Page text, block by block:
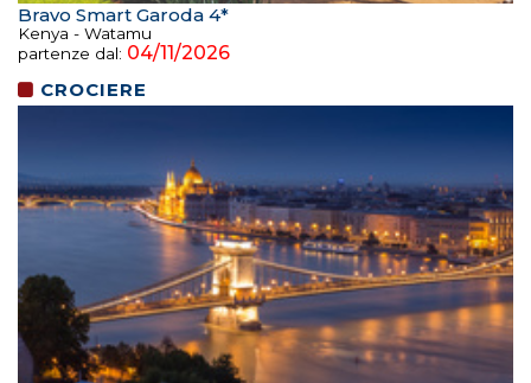
Bravo Smart Garoda 4*
Kenya - Watamu
partenze dal: 04/11/2026
CROCIERE